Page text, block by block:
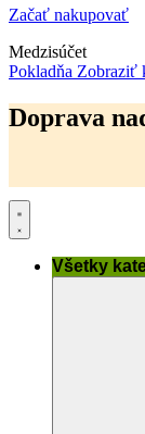
Začať nakupovať
Medzisúčet
Pokladňa Zobraziť
na
obsah
Doprava
Všetky